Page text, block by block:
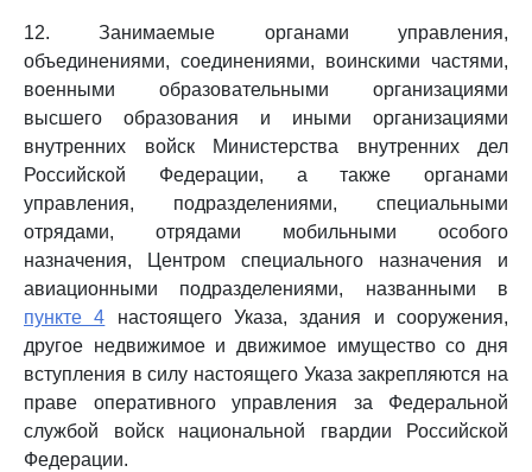
12. Занимаемые органами управления,
объединениями, соединениями, воинскими частями,
военными образовательными организациями
высшего образования и иными организациями
внутренних войск Министерства внутренних дел
Российской Федерации, а также органами
управления, подразделениями, специальными
отрядами, отрядами мобильными особого
назначения, Центром специального назначения и
авиационными подразделениями, названными в
пункте 4 настоящего Указа, здания и сооружения,
другое недвижимое и движимое имущество со дня
вступления в силу настоящего Указа закрепляются на
праве оперативного управления за Федеральной
службой войск национальной гвардии Российской
Федерации.